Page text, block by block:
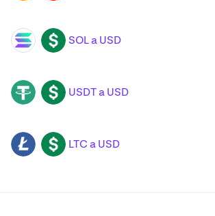
SOL USD SOL a USD
USDT USD USDT a USD
LTC USD LTC a USD